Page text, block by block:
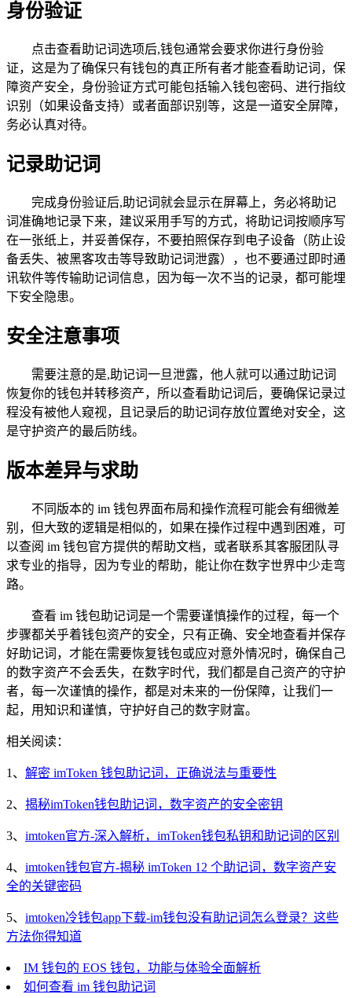
身份验证
点击查看助记词选项后,钱包通常会要求你进行身份验
证，这是为了确保只有钱包的真正所有者才能查看助记词，保
障资产安全，身份验证方式可能包括输入钱包密码、进行指纹
识别（如果设备支持）或者面部识别等，这是一道安全屏障，
务必认真对待。
记录助记词
完成身份验证后,助记词就会显示在屏幕上，务必将助记
词准确地记录下来，建议采用手写的方式，将助记词按顺序写
在一张纸上，并妥善保存，不要拍照保存到电子设备（防止设
备丢失、被黑客攻击等导致助记词泄露），也不要通过即时通
讯软件等传输助记词信息，因为每一次不当的记录，都可能埋
下安全隐患。
安全注意事项
需要注意的是,助记词一旦泄露，他人就可以通过助记词
恢复你的钱包并转移资产，所以查看助记词后，要确保记录过
程没有被他人窥视，且记录后的助记词存放位置绝对安全，这
是守护资产的最后防线。
版本差异与求助
不同版本的 im 钱包界面布局和操作流程可能会有细微差
别，但大致的逻辑是相似的，如果在操作过程中遇到困难，可
以查阅 im 钱包官方提供的帮助文档，或者联系其客服团队寻
求专业的指导，因为专业的帮助，能让你在数字世界中少走弯
路。
查看 im 钱包助记词是一个需要谨慎操作的过程，每一个
步骤都关乎着钱包资产的安全，只有正确、安全地查看并保存
好助记词，才能在需要恢复钱包或应对意外情况时，确保自己
的数字资产不会丢失，在数字时代，我们都是自己资产的守护
者，每一次谨慎的操作，都是对未来的一份保障，让我们一
起，用知识和谨慎，守护好自己的数字财富。
相关阅读：
1、 解密 imToken 钱包助记词，正确说法与重要性
2、 揭秘imToken钱包助记词，数字资产的安全密钥
3、 imtoken官方-深入解析，imToken钱包私钥和助记词的区别
4、 imtoken钱包官方-揭秘 imToken 12 个助记词，数字资产安
全的关键密码
5、 imtoken冷钱包app下载-im钱包没有助记词怎么登录？这些
方法你得知道
IM 钱包的 EOS 钱包，功能与体验全面解析
如何查看 im 钱包助记词